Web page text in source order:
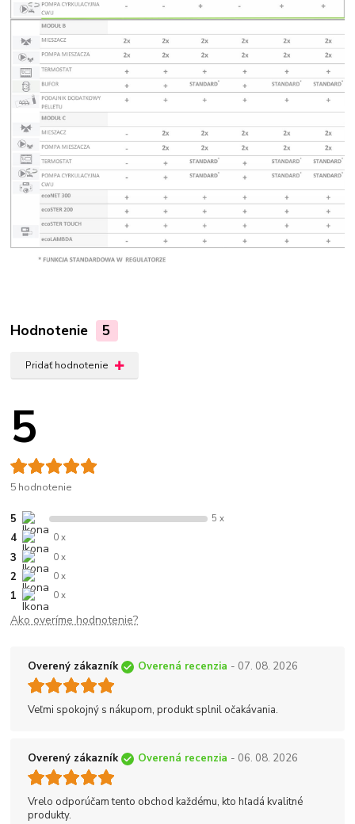
Hodnotenie 5
Pridať hodnotenie
5
5 hodnotenie
5 5 x
4 0 x
3 0 x
2 0 x
1 0 x
Ako overíme hodnotenie?
Overený zákazník Overená recenzia - 07. 08. 2026
Veľmi spokojný s nákupom, produkt splnil očakávania.
Overený zákazník Overená recenzia - 06. 08. 2026
Vrelo odporúčam tento obchod každému, kto hľadá kvalitné
produkty.